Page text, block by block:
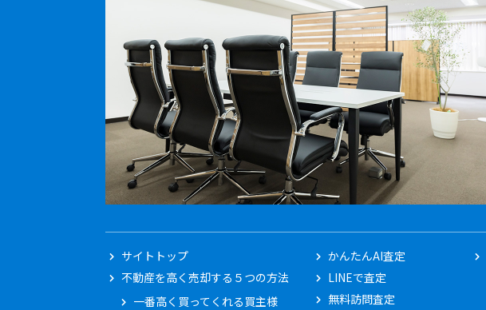
サイトトップ
不動産を高く売却する５つの方法
一番高く買ってくれる買主様
かんたんAI査定
LINEで査定
無料訪問査定